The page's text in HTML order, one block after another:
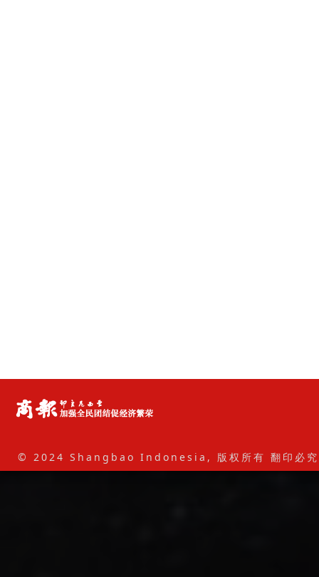
© 2024 Shangbao Indonesia, 版权所有 翻印必